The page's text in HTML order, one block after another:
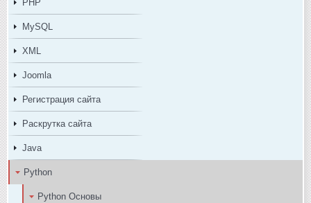
PHP
MySQL
XML
Joomla
Регистрация сайта
Раскрутка сайта
Java
Python
Python Основы